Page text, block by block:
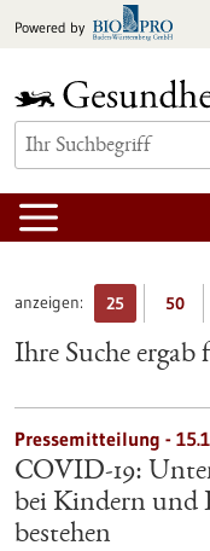
Inhalt
Powered by
anzeigen: 25 50
Ihre Suche ergab
Pressemitteilung -
COVID-19:
bei Kindern und
bestehen